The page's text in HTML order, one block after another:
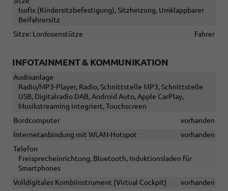
Isofix (Kindersitzbefestigung), Sitzheizung, Umklappbarer
Beifahrersitz
Sitze: Lordosenstütze
Fahrer
INFOTAINMENT & KOMMUNIKATION
Audioanlage
Radio/MP3-Player, Radio, Schnittstelle MP3, Schnittstelle
USB, Digitalradio DAB, Android Auto, Apple CarPlay,
Musikstreaming integriert, Touchscreen
Bordcomputer
vorhanden
Internetanbindung mit WLAN-Hotspot
vorhanden
Telefon
Freisprecheinrichtung, Bluetooth, Induktionsladen für
Smartphones
Volldigitales Kombiinstrument (Virtual Cockpit)
vorhanden